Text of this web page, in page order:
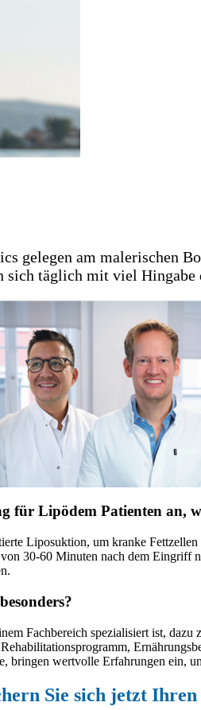
gelegen am malerischen
täglich mit viel
für Lipödem Patienten an,
Liposuktion, um kranke
30-60 Minuten nach dem Eingriff
Fachbereich spezialisiert ist,
bringen wertvolle Erfahrungen ein,
Sie sich jetzt